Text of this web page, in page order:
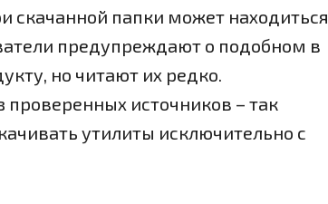
скачанной папки может находиться
предупреждают о подобном в
но читают их редко.
проверенных источников – так
утилиты исключительно с